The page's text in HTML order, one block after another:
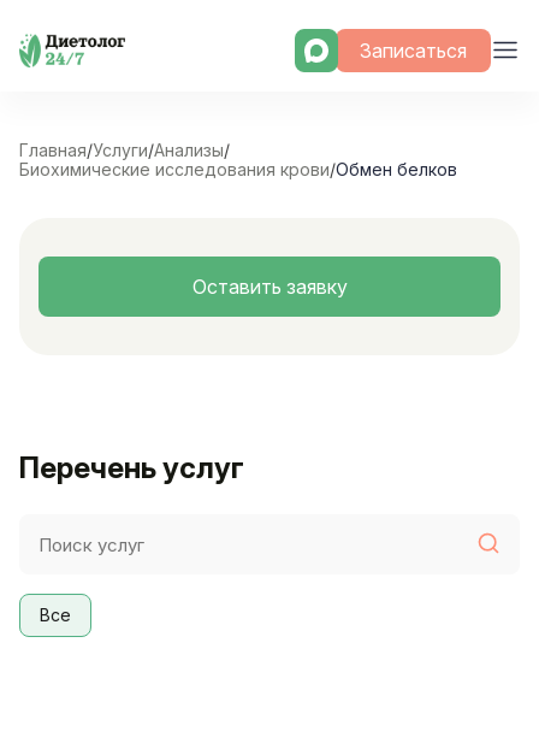
Skip
Записаться
Главная/Услуги/Анализы/
Биохимические исследования крови/Обмен белков
Оставить заявку
Перечень услуг
Все